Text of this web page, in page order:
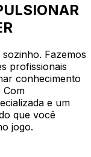
Fazemos
profissionais
conhecimento
Com
e um
que você
jogo.